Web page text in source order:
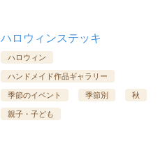
ハロウィンステッキ
ハロウィン
ハンドメイド作品ギャラリー
季節のイベント 季節別 秋
親子・子ども